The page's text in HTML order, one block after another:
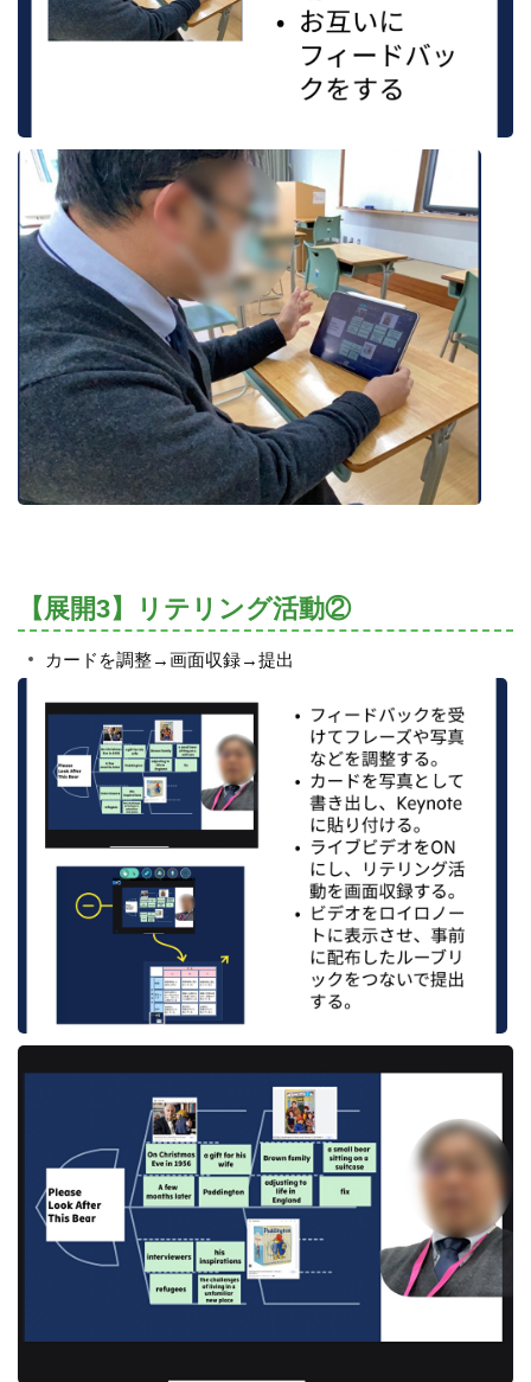
【展開3】リテリング活動②
カードを調整→画面収録→提出